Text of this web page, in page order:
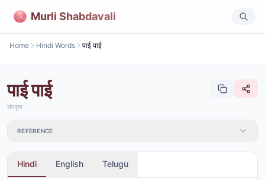
Murli Shabdavali
Home Hindi Words पाई पाई
पाई पाई
संस्कृत
REFERENCE
Hindi English Telugu